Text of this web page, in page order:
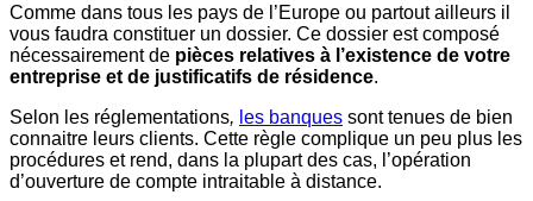
Comme dans tous les pays de l’Europe ou partout ailleurs il
vous faudra constituer un dossier. Ce dossier est composé
nécessairement de pièces relatives à l’existence de votre
entreprise et de justificatifs de résidence.
Selon les réglementations, les banques sont tenues de bien
connaitre leurs clients. Cette règle complique un peu plus les
procédures et rend, dans la plupart des cas, l’opération
d’ouverture de compte intraitable à distance.